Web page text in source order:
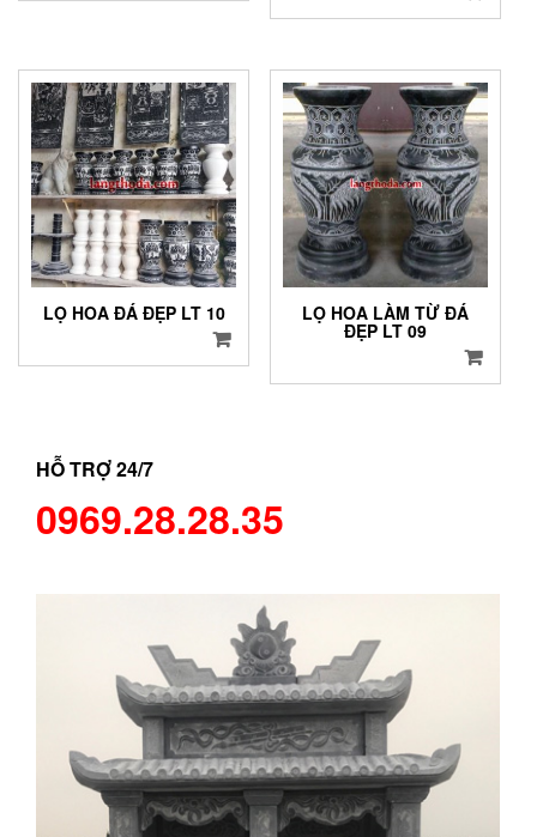
LỌ HOA ĐÁ ĐẸP LT 10 LỌ HOA LÀM TỪ ĐÁ
ĐẸP LT 09
HỖ TRỢ 24/7
0969.28.28.35